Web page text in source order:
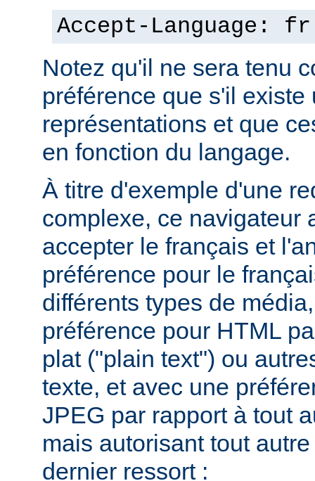
Accept-Language: fr
Notez qu'il ne sera tenu
préférence que s'il existe
représentations et que
en fonction du langage.
À titre d'exemple d'une
complexe, ce navigateur
accepter le français et
préférence pour le
différents types de
préférence pour HTML
plat ("plain text") ou
texte, et avec une
JPEG par rapport à tout
mais autorisant tout
dernier ressort :